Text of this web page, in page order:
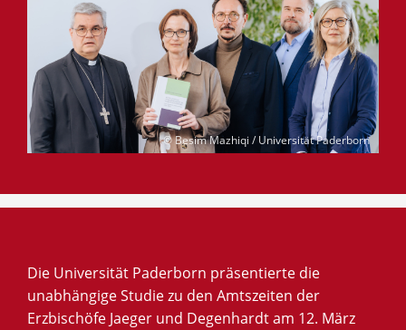
© Besim Mazhiqi / Universität Paderborn
Die Universität Paderborn präsentierte die
unabhängige Studie zu den Amtszeiten der
Erzbischöfe Jaeger und Degenhardt am 12. März